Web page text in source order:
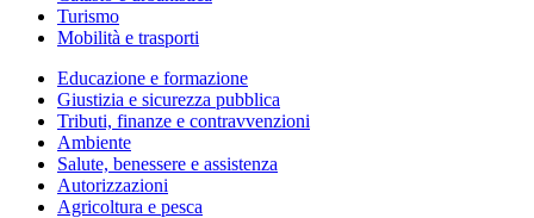
Turismo
Mobilità e trasporti
Educazione e formazione
Giustizia e sicurezza pubblica
Tributi, finanze e contravvenzioni
Ambiente
Salute, benessere e assistenza
Autorizzazioni
Agricoltura e pesca